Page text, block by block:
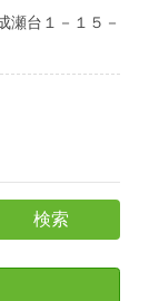
瀬台１－１５－